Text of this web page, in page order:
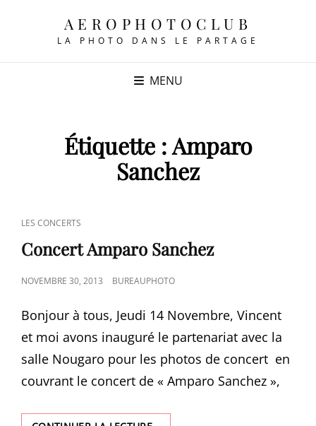
AEROPHOTOCLUB
LA PHOTO DANS LE PARTAGE
MENU
Étiquette :Amparo
Sanchez
CAT
LINKS
LES CONCERTS
Concert Amparo Sanchez
POSTED
NOVEMBRE 30, 2013 BUREAUPHOTO
Bonjour à tous, Jeudi 14 Novembre, Vincent
et moi avons inauguré le partenariat avec la
salle Nougaro pour les photos de concert en
couvrant le concert de « Amparo Sanchez »,